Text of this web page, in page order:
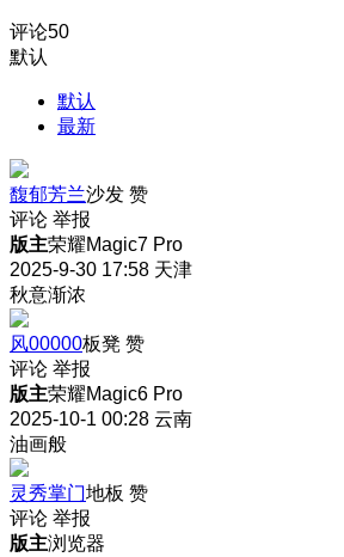
评论50
默认
默认
最新
馥郁芳兰沙发 赞
评论 举报
版主荣耀Magic7 Pro
2025-9-30 17:58 天津
秋意渐浓
风00000板凳 赞
评论 举报
版主荣耀Magic6 Pro
2025-10-1 00:28 云南
油画般
灵秀掌门地板 赞
评论 举报
版主浏览器